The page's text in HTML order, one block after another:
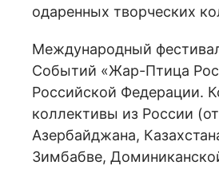
одаренных творческих
Международный
Событий «Жар-Птица
Российской Федерации.
коллективы из России
Азербайджана,
Зимбабве,